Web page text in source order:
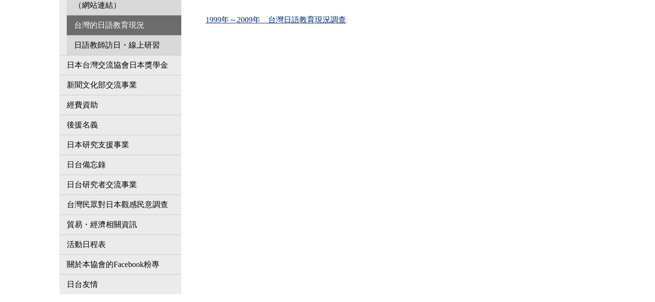
1999年～2009年 台灣日語教育現況調查
（網站連結）
台灣的日語教育現況
日語教師訪日・線上研習
日本台灣交流協會日本獎學金
新聞文化部交流事業
經費資助
後援名義
日本研究支援事業
日台備忘錄
日台研究者交流事業
台灣民眾對日本觀感民意調查
貿易・經濟相關資訊
活動日程表
關於本協會的Facebook粉專
日台友情